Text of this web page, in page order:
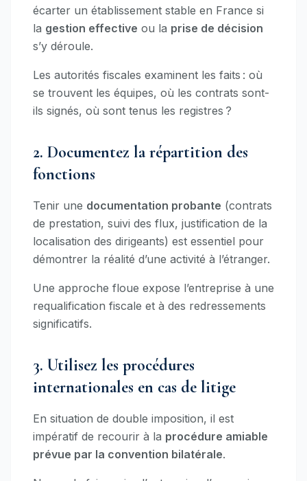
écarter un établissement stable en France si
la gestion effective ou la prise de décision
s’y déroule.
Les autorités fiscales examinent les faits : où
se trouvent les équipes, où les contrats sont-
ils signés, où sont tenus les registres ?
2. Documentez la répartition des
fonctions
Tenir une documentation probante (contrats
de prestation, suivi des flux, justification de la
localisation des dirigeants) est essentiel pour
démontrer la réalité d’une activité à l’étranger.
Une approche floue expose l’entreprise à une
requalification fiscale et à des redressements
significatifs.
3. Utilisez les procédures
internationales en cas de litige
En situation de double imposition, il est
impératif de recourir à la procédure amiable
prévue par la convention bilatérale.